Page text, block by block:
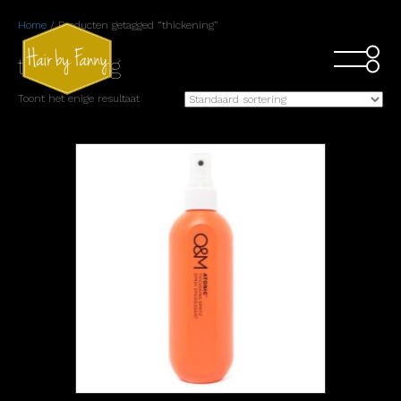
Home / Producten getagged “thickening”
thickening
Toont het enige resultaat